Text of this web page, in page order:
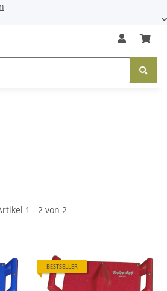
1 - 2 von 2
BESTSELLER